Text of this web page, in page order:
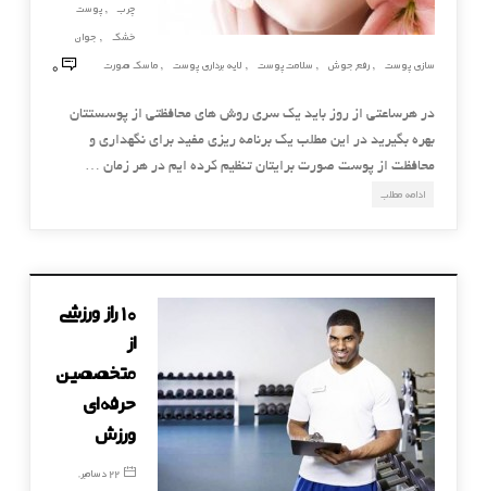
چرب
, پوست
خشک
, جوان
سازی پوست
, رفع جوش , سلامت پوست , لایه برداری پوست , ماسک صورت 0
در هرساعتی از روز باید یک سری روش های محافظتی از پوسستتان
بهره بگیرید در این مطلب یک برنامه ریزی مفید برای نگهداری و
محافظت از پوست صورت برایتان تنظیم کرده ایم در هر زمان …
ادامه مطلب
۱۰ راز ورزشی
از
متخصصین
حرفه‌ای
ورزش
22 دسامبر,